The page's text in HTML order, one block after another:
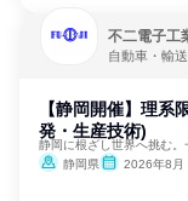
不二電子工
自動車・輸
【静岡開催】理系
発・生産技術)
静岡に根ざし世界へ挑む。
静岡県
2026年8月